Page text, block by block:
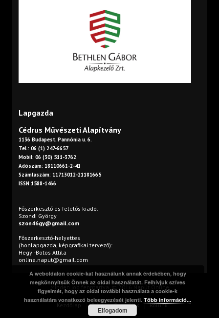
Lapgazda
Cédrus Művészeti Alapítvány
1136 Budapest, Pannónia u. 6.
Tel.: 06 (1) 247-6657
Mobil: 06 (30) 511-3762
Adószám: 18110661-2-41
Számlaszám: 11713012-21181665
ISSN 1588-1466
Főszerkesztő és felelős kiadó:
Szondi György
szon46gy@gmail.com
Főszerkesztő-helyettes
(honlapgazda, képgrafikai tervező):
Hegyi-Botos Attila
online.naput@gmail.com
Minden jog fenntartva. © 2016 Napút Online
Kezdőlap Print Szerzőink Rólunk
A weboldalon cookie-kat használunk annak érdekében, hogy
megkönnyítsük Önnek az oldal használatát. Felhívjuk szíves
figyelmét, hogy az oldal további használata a cookie-k
használatára vonatkozó beleegyezését jelenti.Több információ...
Elfogadom